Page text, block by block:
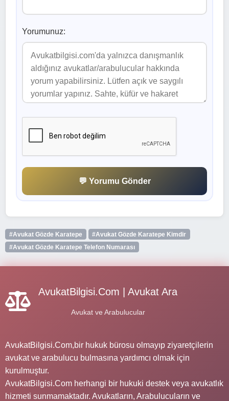
Yorumunuz:
💬 Yorumu Gönder
#Avukat Gözde Karatepe
#Avukat Gözde Karatepe Kimdir
#Avukat Gözde Karatepe Telefon Numarası
AvukatBilgisi.Com | Avukat Ara
Avukat ve Arabulucular
AvukatBilgisi.Com,bir hukuk bürosu olmayıp ziyaretçilerin
avukat ve arabulucu bulmasına yardımcı olmak için
kurulmuştur.
AvukatBilgisi.Com herhangi bir hukuki destek veya avukatlık
hizmeti sunmamaktadır. Avukatların, Arabulucuların ve